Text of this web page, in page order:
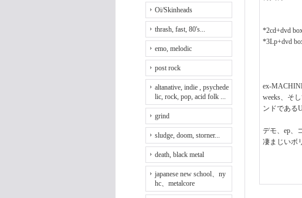
Oi/Skinheads
thrash, fast, 80's...
emo, melodic
post rock
altanative, indie , psychede
lic, rock, pop, acid folk ...
grind
sludge, doom, storner...
death, black metal
japanese new school、ny
hc、metalcore
*2cd+dvd
*3Lp+dvd
ex-
weeks、そ
ンドである
デモ、ep、
凄まじいボ